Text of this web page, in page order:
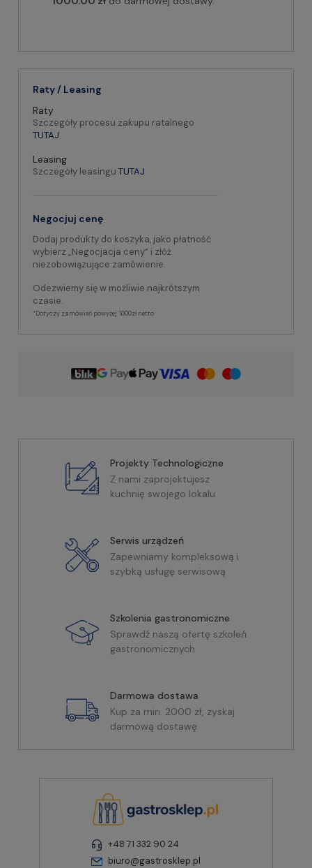
Raty / Leasing
Raty
Szczegóły procesu zakupu ratalnego
TUTAJ
Leasing
Szczegóły leasingu TUTAJ
Negocjuj cenę
Dodaj produkty do koszyka, jako płatność
wybierz „Negocjacja ceny” i złóż
niezobowiązujące zamówienie.
Odezwiemy się w możliwie najkrótszym
czasie.
*Dotyczy zamówień powyżej 1000zł netto
Projekty Technologiczne
Z nami zaprojektujesz
kuchnię swojego lokalu
Serwis urządzeń
Zapewniamy kompleksową i
szybką usługę serwisową
Szkolenia gastronomiczne
Sprawdź naszą ofertę szkoleń
gastronomicznych
Darmowa dostawa
Kup za min. 2000 zł, zyskaj
darmową dostawę
+48 71 332 90 24
biuro@gastrosklep.pl